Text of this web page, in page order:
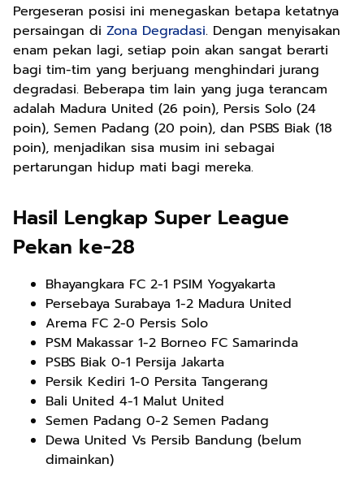
Pergeseran posisi ini menegaskan betapa ketatnya
persaingan di Zona Degradasi. Dengan menyisakan
enam pekan lagi, setiap poin akan sangat berarti
bagi tim-tim yang berjuang menghindari jurang
degradasi. Beberapa tim lain yang juga terancam
adalah Madura United (26 poin), Persis Solo (24
poin), Semen Padang (20 poin), dan PSBS Biak (18
poin), menjadikan sisa musim ini sebagai
pertarungan hidup mati bagi mereka.
Hasil Lengkap Super League
Pekan ke-28
Bhayangkara FC 2-1 PSIM Yogyakarta
Persebaya Surabaya 1-2 Madura United
Arema FC 2-0 Persis Solo
PSM Makassar 1-2 Borneo FC Samarinda
PSBS Biak 0-1 Persija Jakarta
Persik Kediri 1-0 Persita Tangerang
Bali United 4-1 Malut United
Semen Padang 0-2 Semen Padang
Dewa United Vs Persib Bandung (belum
dimainkan)